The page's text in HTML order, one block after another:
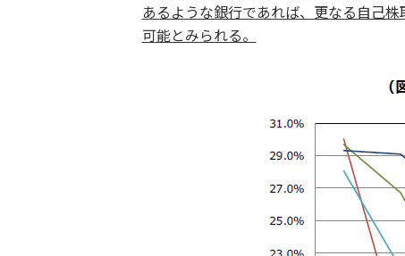
あるような銀行であれば、更なる自己
可能とみられる。